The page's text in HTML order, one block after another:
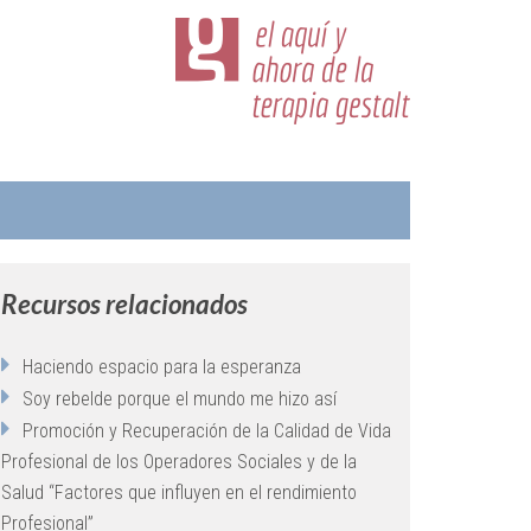
Recursos relacionados
Haciendo espacio para la esperanza
Soy rebelde porque el mundo me hizo así
Promoción y Recuperación de la Calidad de Vida
Profesional de los Operadores Sociales y de la
Salud “Factores que influyen en el rendimiento
Profesional”